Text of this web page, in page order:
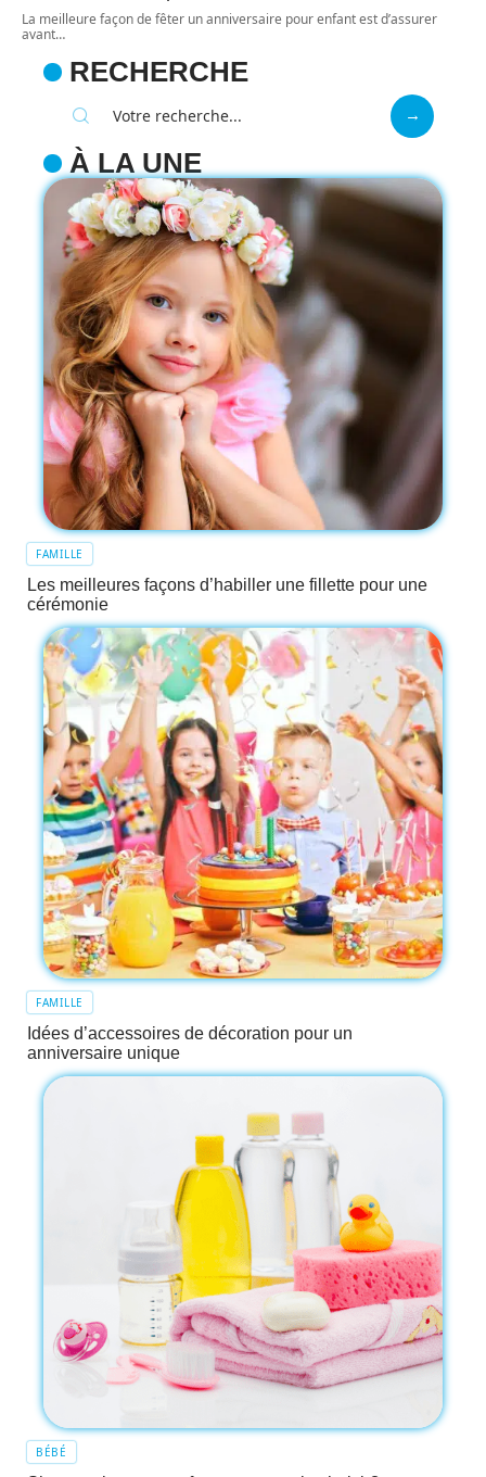
La meilleure façon de fêter un anniversaire pour enfant est d’assurer
avant…
RECHERCHE
À LA UNE
FAMILLE
Les meilleures façons d’habiller une fillette pour une
cérémonie
FAMILLE
Idées d’accessoires de décoration pour un
anniversaire unique
BÉBÉ